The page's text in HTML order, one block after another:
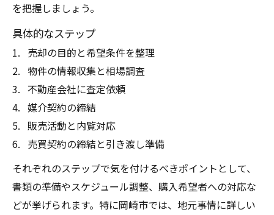
を把握しましょう。
具体的なステップ
売却の目的と希望条件を整理
物件の情報収集と相場調査
不動産会社に査定依頼
媒介契約の締結
販売活動と内覧対応
売買契約の締結と引き渡し準備
それぞれのステップで気を付けるべきポイントとして、
書類の準備やスケジュール調整、購入希望者への対応な
どが挙げられます。特に岡崎市では、地元事情に詳しい